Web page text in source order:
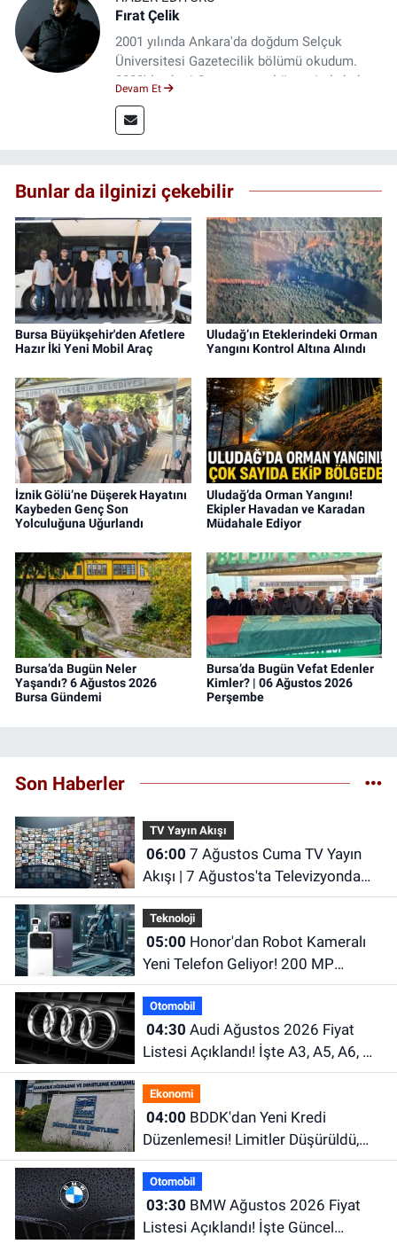
Fırat Çelik
2001 yılında Ankara'da doğdum Selçuk
Üniversitesi Gazetecilik bölümü okudum.
2023'den beri Genç gazete bünyesinde haber
Devam Et
Bunlar da ilginizi çekebilir
Bursa Büyükşehir'den Afetlere
Hazır İki Yeni Mobil Araç
Uludağ’ın Eteklerindeki Orman
Yangını Kontrol Altına Alındı
İznik Gölü’ne Düşerek Hayatını
Kaybeden Genç Son
Yolculuğuna Uğurlandı
Uludağ’da Orman Yangını!
Ekipler Havadan ve Karadan
Müdahale Ediyor
Bursa’da Bugün Neler
Yaşandı? 6 Ağustos 2026
Bursa Gündemi
Bursa’da Bugün Vefat Edenler
Kimler? | 06 Ağustos 2026
Perşembe
Son Haberler
TV Yayın Akışı
06:00
Akışı | 7 Ağustos'ta Televizyonda
Neler Var? TRT 1, TV8, NOW TV,
Show TV, ATV, Star TV...
Teknoloji
05:00
Yeni Telefon Geliyor! 200 MP
Kamera ve Dev Batarya Dikkat
Çekiyor
Otomobil
04:30
Listesi Açıklandı! İşte A3, A5, A6, Q
Serisi ve e-tron Modellerinin Güncel
Fiyatları
Ekonomi
04:00
Düzenlemesi! Limitler Düşürüldü,
Uyum İçin Tarih Verildi
Otomobil
03:30
Listesi Açıklandı! İşte Güncel